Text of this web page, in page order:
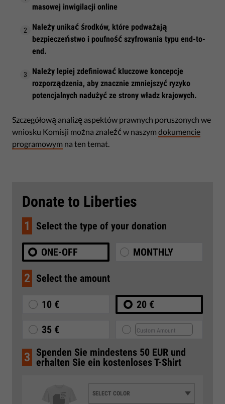
masowej inwigilacji online
Należy unikać środków, które podważają
bezpieczeństwo i poufność szyfrowania typu end-to-
end.
Należy lepiej zdefiniować kluczowe koncepcje
rozporządzenia, aby znacznie zmniejszyć ryzyko
potencjalnych nadużyć ze strony władz krajowych.
Szczegółową analizę aspektów prawnych poruszonych we
wniosku Komisji można znaleźć w naszym dokumencie
programowym na ten temat.
Donate to Liberties
1 Select the type of your donation
ONE-OFF MONTHLY
2 Select the amount
10 € 20 €
35 €
3 Spenden Sie mindestens 50 EUR und
erhalten Sie ein kostenloses T-Shirt